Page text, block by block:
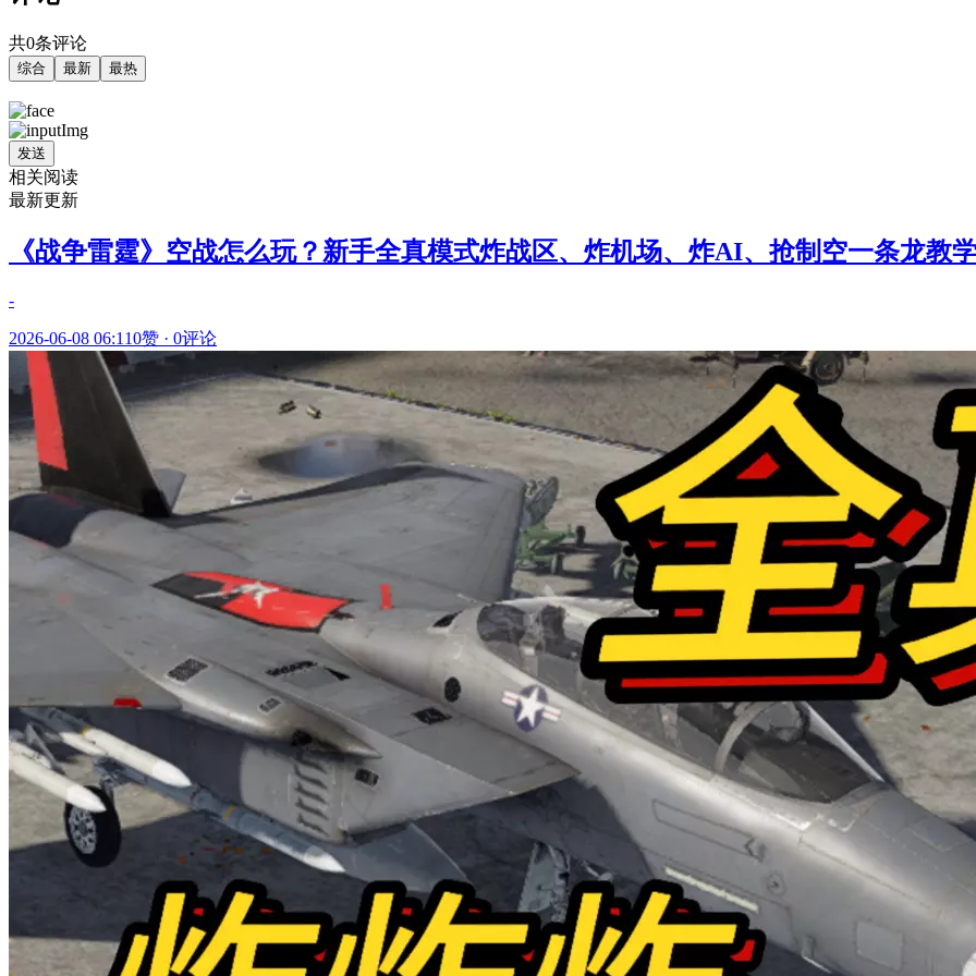
共0条评论
综合 最新 最热
发送
相关阅读
最新更新
《战争雷霆》空战怎么玩？新手全真模式炸战区、炸机场、炸AI、抢制空一条龙教
-
2026-06-08 06:110赞 · 0评论